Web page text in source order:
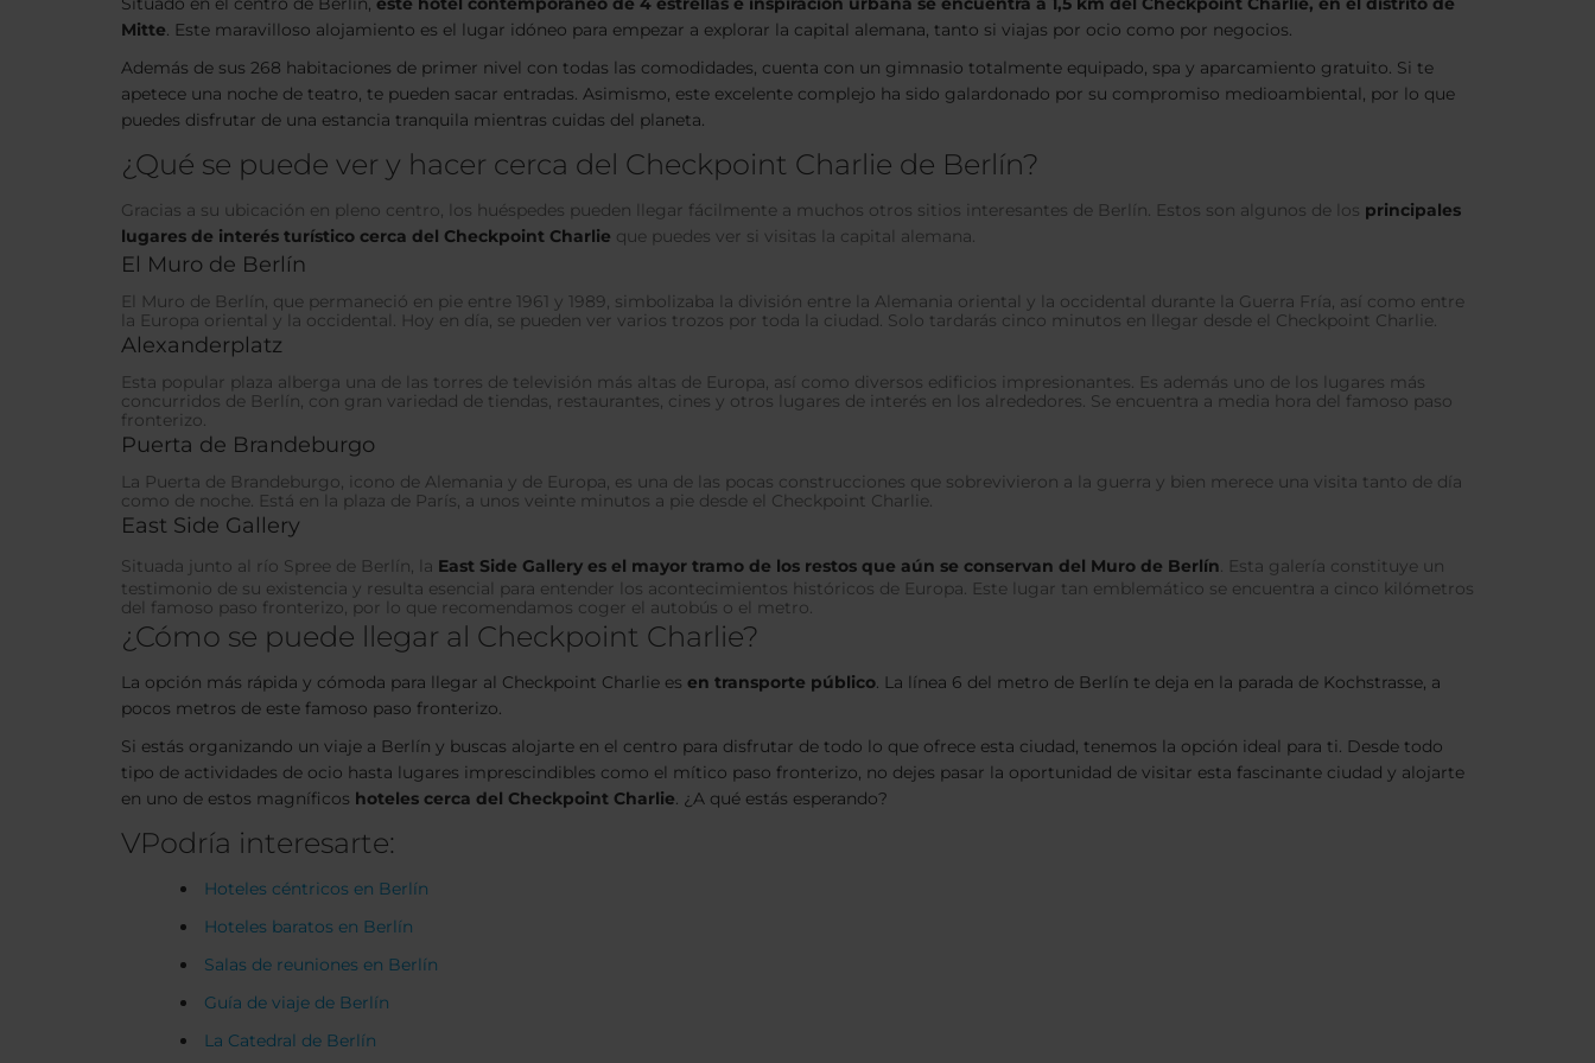
Mitte. Este maravilloso alojamiento es el lugar idóneo para empezar a explorar la capital alemana, tanto si viajas por ocio como por negocios.
Además de sus 268 habitaciones de primer nivel con todas las comodidades, cuenta con un gimnasio totalmente equipado, spa y aparcamiento gratuito. Si te
apetece una noche de teatro, te pueden sacar entradas. Asimismo, este excelente complejo ha sido galardonado por su compromiso medioambiental, por lo que
puedes disfrutar de una estancia tranquila mientras cuidas del planeta.
¿Qué se puede ver y hacer cerca del Checkpoint Charlie de Berlín?
Gracias a su ubicación en pleno centro, los huéspedes pueden llegar fácilmente a muchos otros sitios interesantes de Berlín. Estos son algunos de los principales
lugares de interés turístico cerca del Checkpoint Charlie que puedes ver si visitas la capital alemana.
El Muro de Berlín
El Muro de Berlín, que permaneció en pie entre 1961 y 1989, simbolizaba la división entre la Alemania oriental y la occidental durante la Guerra Fría, así como entre
la Europa oriental y la occidental. Hoy en día, se pueden ver varios trozos por toda la ciudad. Solo tardarás cinco minutos en llegar desde el Checkpoint Charlie.
Alexanderplatz
Esta popular plaza alberga una de las torres de televisión más altas de Europa, así como diversos edificios impresionantes. Es además uno de los lugares más
concurridos de Berlín, con gran variedad de tiendas, restaurantes, cines y otros lugares de interés en los alrededores. Se encuentra a media hora del famoso paso
fronterizo.
Puerta de Brandeburgo
La Puerta de Brandeburgo, icono de Alemania y de Europa, es una de las pocas construcciones que sobrevivieron a la guerra y bien merece una visita tanto de día
como de noche. Está en la plaza de París, a unos veinte minutos a pie desde el Checkpoint Charlie.
East Side Gallery
Situada junto al río Spree de Berlín, la East Side Gallery es el mayor tramo de los restos que aún se conservan del Muro de Berlín. Esta galería constituye un
testimonio de su existencia y resulta esencial para entender los acontecimientos históricos de Europa. Este lugar tan emblemático se encuentra a cinco kilómetros
del famoso paso fronterizo, por lo que recomendamos coger el autobús o el metro.
¿Cómo se puede llegar al Checkpoint Charlie?
La opción más rápida y cómoda para llegar al Checkpoint Charlie es en transporte público. La línea 6 del metro de Berlín te deja en la parada de Kochstrasse, a
pocos metros de este famoso paso fronterizo.
Si estás organizando un viaje a Berlín y buscas alojarte en el centro para disfrutar de todo lo que ofrece esta ciudad, tenemos la opción ideal para ti. Desde todo
tipo de actividades de ocio hasta lugares imprescindibles como el mítico paso fronterizo, no dejes pasar la oportunidad de visitar esta fascinante ciudad y alojarte
en uno de estos magníficos hoteles cerca del Checkpoint Charlie. ¿A qué estás esperando?
VPodría interesarte:
Hoteles céntricos en Berlín
Hoteles baratos en Berlín
Salas de reuniones en Berlín
Guía de viaje de Berlín
La Catedral de Berlín